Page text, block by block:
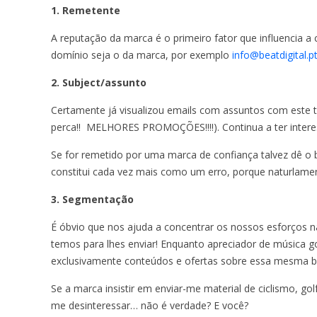
1. Remetente
A reputação da marca é o primeiro fator que influencia
domínio seja o da marca, por exemplo info@beatdigital.pt
2. Subject/assunto
Certamente já visualizou emails com assuntos com
perca!!  MELHORES PROMOÇÕES!!!!). Continua a ter
Se for remetido por uma marca de confiança talvez dê
constitui cada vez mais como um erro, porque
3. Segmentação
É óbvio que nos ajuda a concentrar os nossos esforços
temos para lhes enviar! Enquanto apreciador de música
exclusivamente conteúdos e ofertas sobre essa mesma
Se a marca insistir em enviar-me material de ciclismo,
me desinteressar… não é verdade? E você?